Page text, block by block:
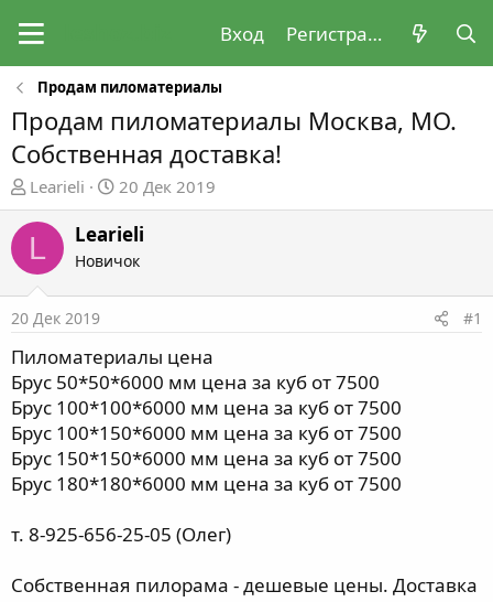
Вход Регистрация
Продам пиломатериалы
Продам пиломатериалы Москва, МО.
Собственная доставка!
А
в
т
о
р
е
ы
Learieli
Д
а
т
а
а
л
а
20 Дек 2019
L Learieli
Новичок
20 Дек 2019 #1
Пиломатериалы цена
Брус 50*50*6000 мм цена за куб от 7500
Брус 100*100*6000 мм цена за куб от 7500
Брус 100*150*6000 мм цена за куб от 7500
Брус 150*150*6000 мм цена за куб от 7500
Брус 180*180*6000 мм цена за куб от 7500
т. 8-925-656-25-05 (Олег)
Собственная пилорама - дешевые цены. Доставка